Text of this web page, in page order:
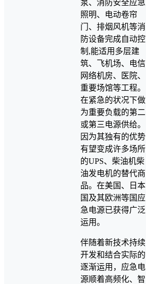
泵、消防安全应急
照明、电动卷帘
门、排烟风机等消
防设备完成自动控
制,能适用多层建
筑、飞机场、电信
网络机房、医院、
重要场馆等工程。
在紧急的状况下做
为重要负载的第二
或第三电源供给。
因为其独有的优势
有望变成许多场所
的UPS、柴油机柴
油发电机的替代商
品。在美国、日本
国及其欧洲等国应
急电源已获得广泛
运用。
伴随着新技术持续
开发和结合实际的
逐渐运用，应急电
源顺着高频化、智